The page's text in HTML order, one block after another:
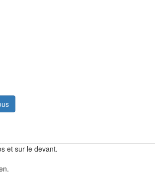
et sur le devant.